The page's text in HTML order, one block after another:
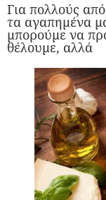
Για πολλούς
τα αγαπημένα
μπορούμε να
θέλουμε, αλλά